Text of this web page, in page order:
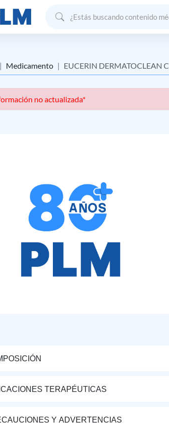
Medicamento EUCERIN DERMATOCLEAN CREMA / LECHE FACIAL LIMPIADORA
no actualizada*
TERAPÉUTICAS
Y ADVERTENCIAS